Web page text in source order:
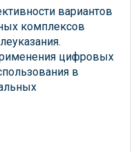
вариантов
комплексов
цифровых
в